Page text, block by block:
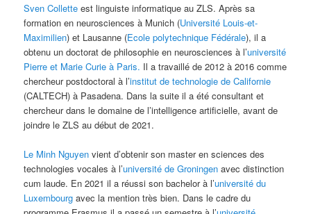
Sven Collette est linguiste informatique au ZLS. Après sa
formation en neurosciences à Munich (Université Louis-et-
Maximilien) et Lausanne (Ecole polytechnique Fédérale), il a
obtenu un doctorat de philosophie en neurosciences à l’université
Pierre et Marie Curie à Paris. Il a travaillé de 2012 à 2016 comme
chercheur postdoctoral à l’institut de technologie de Californie
(CALTECH) à Pasadena. Dans la suite il a été consultant et
chercheur dans le domaine de l’intelligence artificielle, avant de
joindre le ZLS au début de 2021.
Le Minh Nguyen vient d’obtenir son master en sciences des
technologies vocales à l’université de Groningenavec distinction
cum laude. En 2021 il a réussi son bachelor à l’université du
Luxembourg avec la mention très bien. Dans le cadre du